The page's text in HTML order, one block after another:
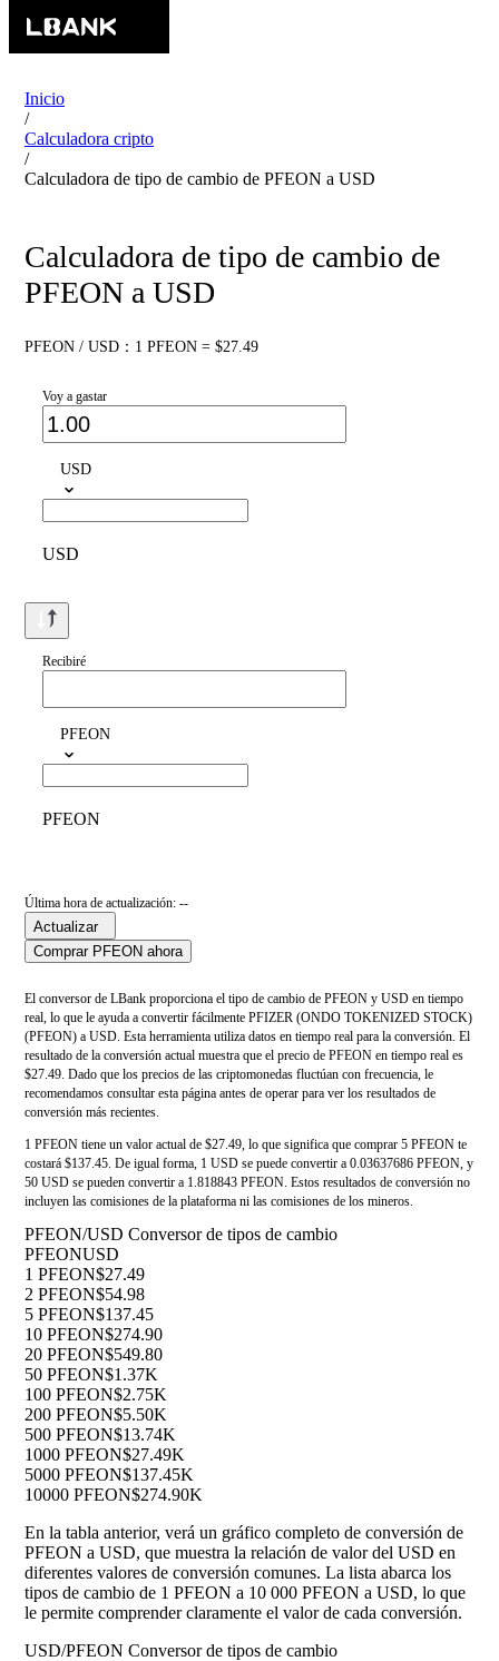
Inicio
/
Calculadora cripto
/
Calculadora de tipo de cambio de PFEON a USD
Calculadora de tipo de cambio de
PFEON a USD
PFEON / USD：1 PFEON = $27.49
Voy a gastar
USD
USD
Recibiré
PFEON
PFEON
Última hora de actualización: --
Actualizar
Comprar PFEON ahora
El conversor de LBank proporciona el tipo de cambio de PFEON y USD en tiempo
real, lo que le ayuda a convertir fácilmente PFIZER (ONDO TOKENIZED STOCK)
(PFEON) a USD. Esta herramienta utiliza datos en tiempo real para la conversión. El
resultado de la conversión actual muestra que el precio de PFEON en tiempo real es
$27.49. Dado que los precios de las criptomonedas fluctúan con frecuencia, le
recomendamos consultar esta página antes de operar para ver los resultados de
conversión más recientes.
1 PFEON tiene un valor actual de $27.49, lo que significa que comprar 5 PFEON te
costará $137.45. De igual forma, 1 USD se puede convertir a 0.03637686 PFEON, y
50 USD se pueden convertir a 1.818843 PFEON. Estos resultados de conversión no
incluyen las comisiones de la plataforma ni las comisiones de los mineros.
PFEON/USD Conversor de tipos de cambio
PFEONUSD
1 PFEON$27.49
2 PFEON$54.98
5 PFEON$137.45
10 PFEON$274.90
20 PFEON$549.80
50 PFEON$1.37K
100 PFEON$2.75K
200 PFEON$5.50K
500 PFEON$13.74K
1000 PFEON$27.49K
5000 PFEON$137.45K
10000 PFEON$274.90K
En la tabla anterior, verá un gráfico completo de conversión de
PFEON a USD, que muestra la relación de valor del USD en
diferentes valores de conversión comunes. La lista abarca los
tipos de cambio de 1 PFEON a 10 000 PFEON a USD, lo que
le permite comprender claramente el valor de cada conversión.
USD/PFEON Conversor de tipos de cambio